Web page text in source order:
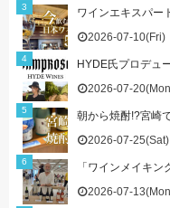
ワインエキスパー
2026-07-10(Fri)
HYDE氏プロデュ
2026-07-
朝から焼酎!?宮崎
2026-07-25(Sat)
「ワインメイキ
2026-07-